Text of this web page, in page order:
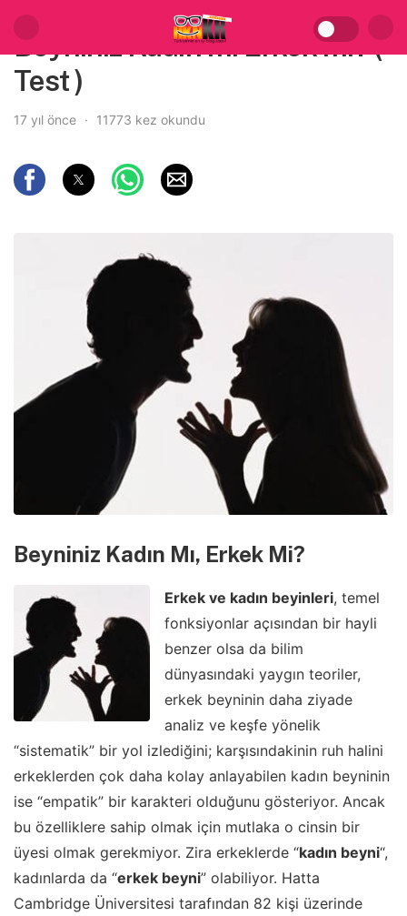
Beyniniz Kadın mı Erkek mi? (
Test )
17 yıl önce 11773 kez okundu
Beyniniz Kadın Mı, Erkek Mi?
Erkek ve kadın beyinleri, temel
fonksiyonlar açısından bir hayli
benzer olsa da bilim
dünyasındaki yaygın teoriler,
erkek beyninin daha ziyade
analiz ve keşfe yönelik
“sistematik” bir yol izlediğini; karşısındakinin ruh halini
erkeklerden çok daha kolay anlayabilen kadın beyninin
ise “empatik” bir karakteri olduğunu gösteriyor. Ancak
bu özelliklere sahip olmak için mutlaka o cinsin bir
üyesi olmak gerekmiyor. Zira erkeklerde “kadın beyni“,
kadınlarda da “erkek beyni” olabiliyor. Hatta
Cambridge Üniversitesi tarafından 82 kişi üzerinde